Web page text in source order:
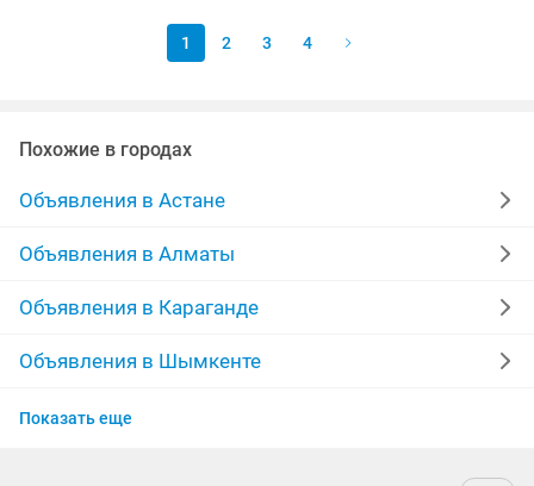
1 2 3 4
Похожие в городах
Объявления в Астане
Объявления в Алматы
Объявления в Караганде
Объявления в Шымкенте
Объявления в Актобе
Показать еще